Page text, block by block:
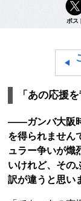
ポス
「あの応援
――ガンバ大阪
を得られません
ュラー争いが熾
いけれど、その
訳が違うと思い